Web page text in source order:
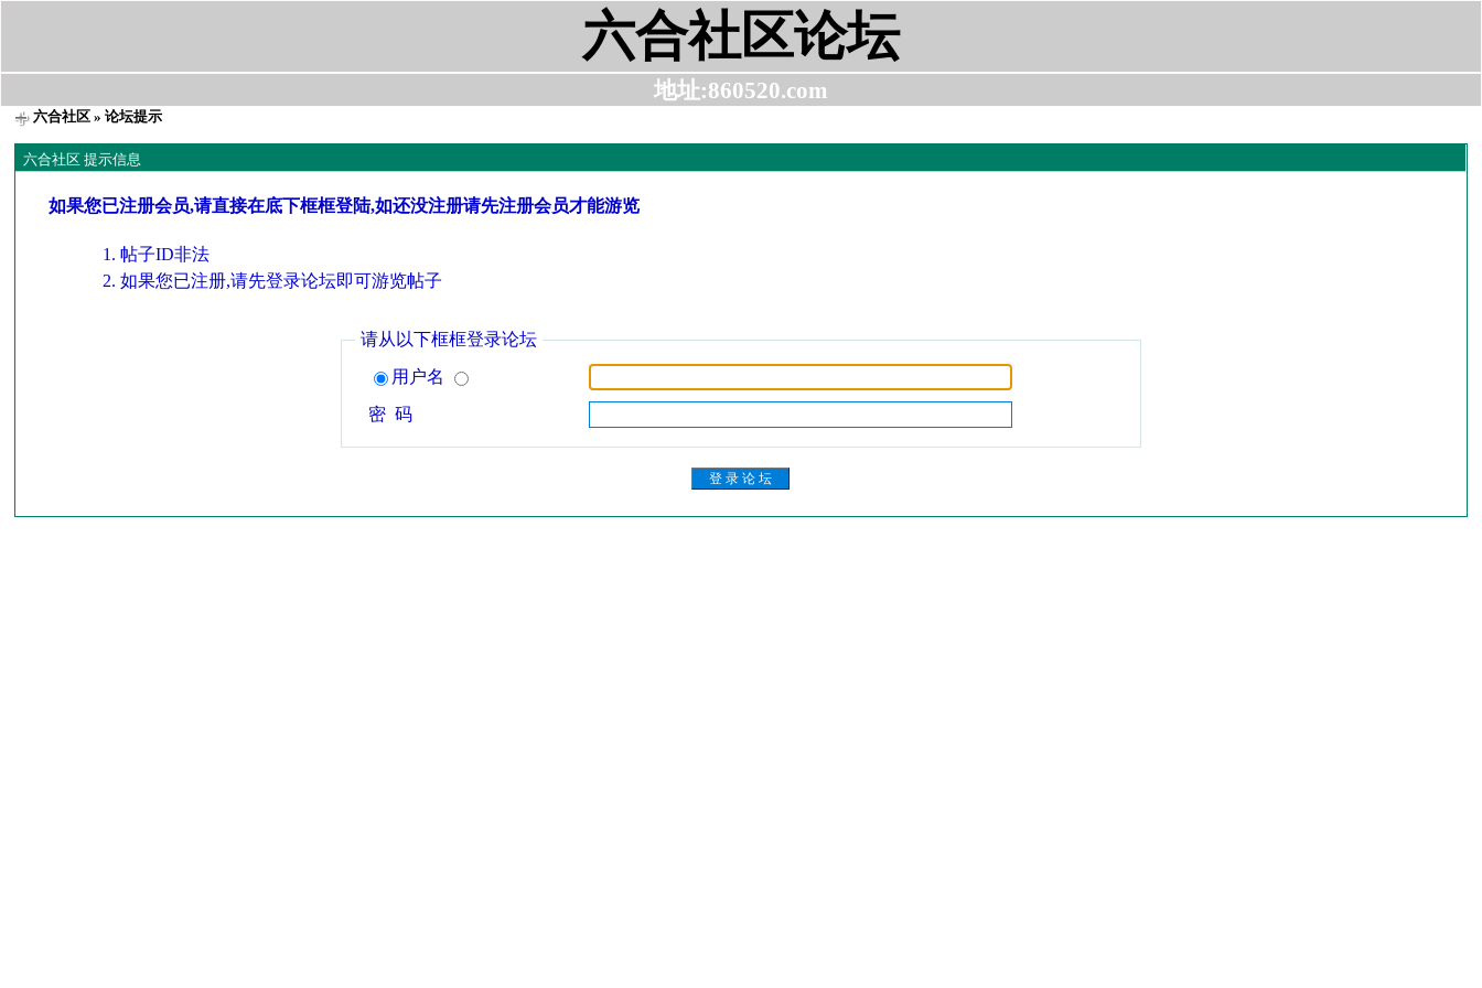
六合社区论坛
地址:860520.com
六合社区 » 论坛提示
六合社区 提示信息
如果您已注册会员,请直接在底下框框登陆,如还没注册请先注册会员才能游览
帖子ID非法
如果您已注册,请先登录论坛即可游览帖子
请从以下框框登录论坛
用户名
密 码